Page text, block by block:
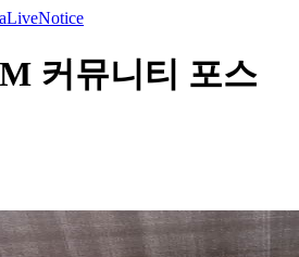
LiveNotice
커뮤니티 포스